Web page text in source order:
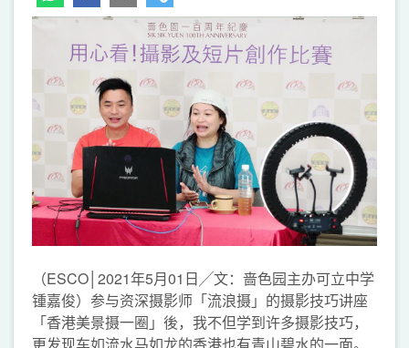
（ESCO│2021年5月01日╱文：啬色园主办可立中学
锺嘉俊）参与资深摄影师「流浪摄」的摄影技巧讲座
「香港美景摄一圈」後，我不但学到许多摄影技巧，
更发现车如流水马如龙的香港也有青山碧水的一面。